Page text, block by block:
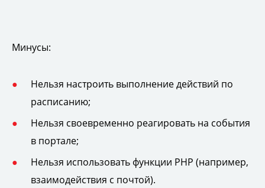
Минусы:
Нельзя настроить выполнение действий по
расписанию;
Нельзя своевременно реагировать на события
в портале;
Нельзя использовать функции PHP (например,
взаимодействия с почтой).